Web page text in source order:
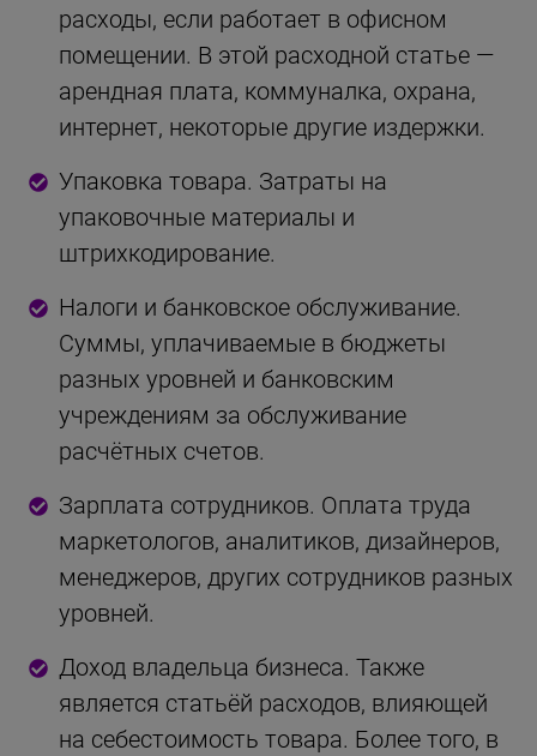
расходы, если работает в офисном
помещении. В этой расходной статье —
арендная плата, коммуналка, охрана,
интернет, некоторые другие издержки.
Упаковка товара. Затраты на
упаковочные материалы и
штрихкодирование.
Налоги и банковское обслуживание.
Суммы, уплачиваемые в бюджеты
разных уровней и банковским
учреждениям за обслуживание
расчётных счетов.
Зарплата сотрудников. Оплата труда
маркетологов, аналитиков, дизайнеров,
менеджеров, других сотрудников разных
уровней.
Доход владельца бизнеса. Также
является статьёй расходов, влияющей
на себестоимость товара. Более того, в